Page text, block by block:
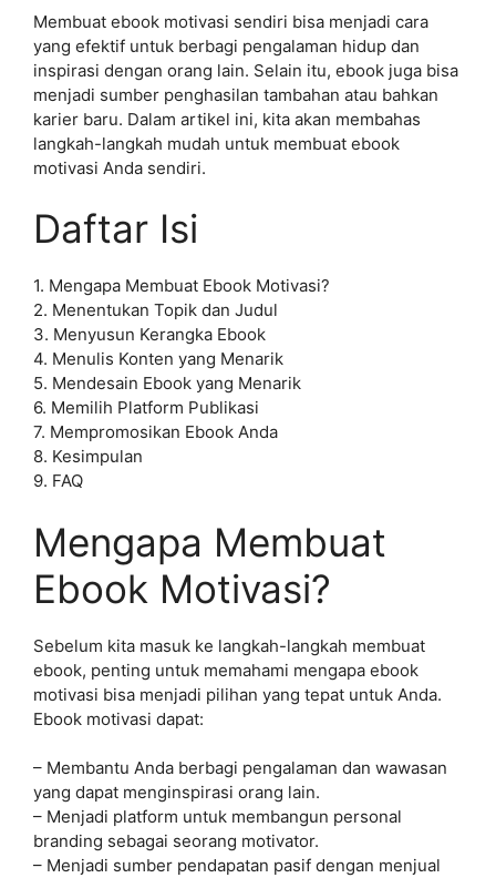
Membuat ebook motivasi sendiri bisa menjadi cara
yang efektif untuk berbagi pengalaman hidup dan
inspirasi dengan orang lain. Selain itu, ebook juga bisa
menjadi sumber penghasilan tambahan atau bahkan
karier baru. Dalam artikel ini, kita akan membahas
langkah-langkah mudah untuk membuat ebook
motivasi Anda sendiri.
Daftar Isi
1. Mengapa Membuat Ebook Motivasi?
2. Menentukan Topik dan Judul
3. Menyusun Kerangka Ebook
4. Menulis Konten yang Menarik
5. Mendesain Ebook yang Menarik
6. Memilih Platform Publikasi
7. Mempromosikan Ebook Anda
8. Kesimpulan
9. FAQ
Mengapa Membuat
Ebook Motivasi?
Sebelum kita masuk ke langkah-langkah membuat
ebook, penting untuk memahami mengapa ebook
motivasi bisa menjadi pilihan yang tepat untuk Anda.
Ebook motivasi dapat:
– Membantu Anda berbagi pengalaman dan wawasan
yang dapat menginspirasi orang lain.
– Menjadi platform untuk membangun personal
branding sebagai seorang motivator.
– Menjadi sumber pendapatan pasif dengan menjual